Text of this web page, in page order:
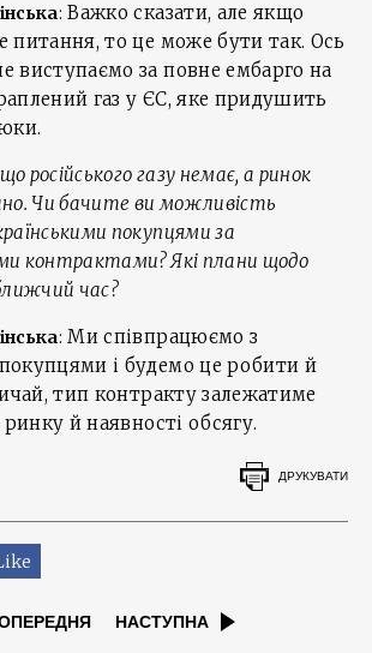
: Важко сказати, але якщо
питання, то це може бути так. Ось
виступаємо за повне ембарго на
газ у ЄС, яке придушить
російського газу немає, а ринок
Чи бачите ви можливість
покупцями за
контрактами? Які плани щодо
час?
: Ми співпрацюємо з
і будемо це робити й
тип контракту залежатиме
ринку й наявності обсягу.
ДРУКУВАТИ
НАСТУПНА